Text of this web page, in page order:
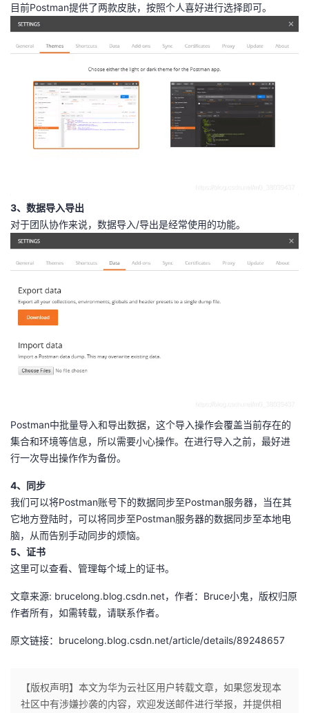
目前Postman提供了两款皮肤，按照个人喜好进行选择即可。
3、数据导入导出
对于团队协作来说，数据导入/导出是经常使用的功能。
Postman中批量导入和导出数据，这个导入操作会覆盖当前存在的
集合和环境等信息，所以需要小心操作。在进行导入之前，最好进
行一次导出操作作为备份。
4、同步
我们可以将Postman账号下的数据同步至Postman服务器，当在其
它地方登陆时，可以将同步至Postman服务器的数据同步至本地电
脑，从而告别手动同步的烦恼。
5、证书
这里可以查看、管理每个域上的证书。
文章来源: brucelong.blog.csdn.net，作者：Bruce小鬼，版权归原
作者所有，如需转载，请联系作者。
原文链接：brucelong.blog.csdn.net/article/details/89248657
【版权声明】本文为华为云社区用户转载文章，如果您发现本
社区中有涉嫌抄袭的内容，欢迎发送邮件进行举报，并提供相